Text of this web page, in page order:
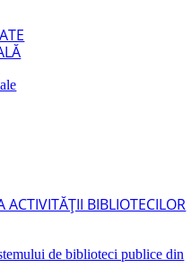
BIBLIOTECILOR
de biblioteci publice din